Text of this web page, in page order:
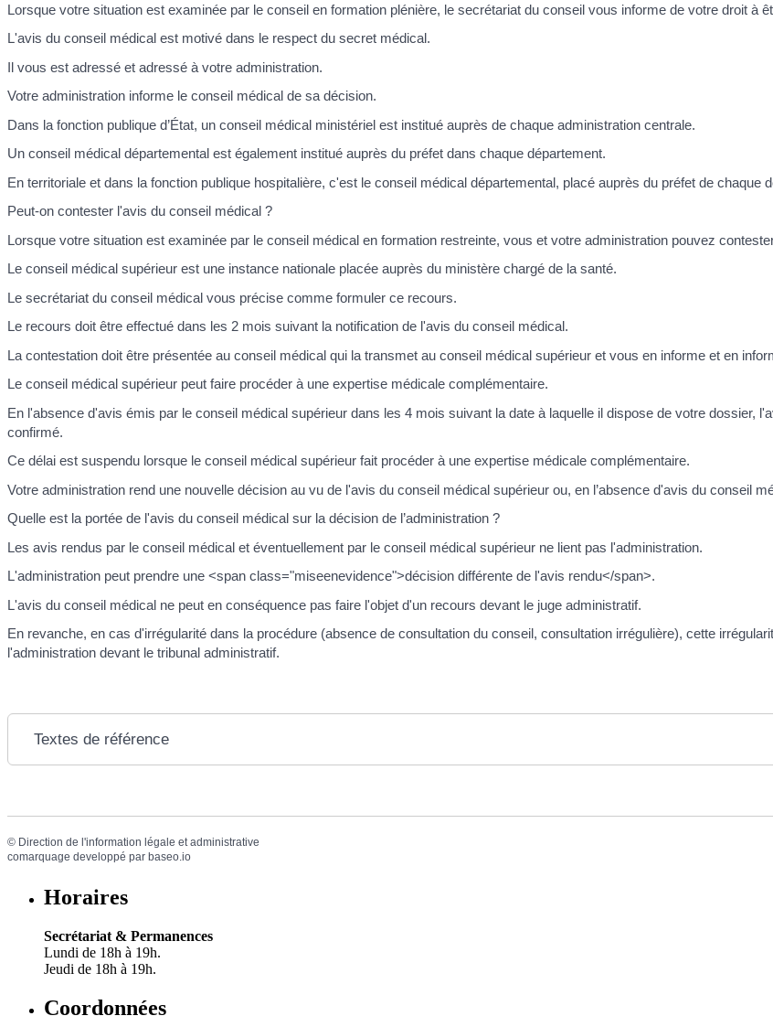
Lorsque votre situation est examinée par le conseil en formation plénière, le secrétariat du conseil vous informe de votre droit à
L'avis du conseil médical est motivé dans le respect du secret médical.
Il vous est adressé et adressé à votre administration.
Votre administration informe le conseil médical de sa décision.
Dans la fonction publique d’État, un conseil médical ministériel est institué auprès de chaque administration centrale.
Un conseil médical départemental est également institué auprès du préfet dans chaque département.
En territoriale et dans la fonction publique hospitalière, c'est le conseil médical départemental, placé auprès du préfet de chaque
Peut-on contester l'avis du conseil médical ?
Lorsque votre situation est examinée par le conseil médical en formation restreinte, vous et votre administration pouvez
Le conseil médical supérieur est une instance nationale placée auprès du ministère chargé de la santé.
Le secrétariat du conseil médical vous précise comme formuler ce recours.
Le recours doit être effectué dans les 2 mois suivant la notification de l'avis du conseil médical.
La contestation doit être présentée au conseil médical qui la transmet au conseil médical supérieur et vous en informe et en
Le conseil médical supérieur peut faire procéder à une expertise médicale complémentaire.
En l'absence d'avis émis par le conseil médical supérieur dans les 4 mois suivant la date à laquelle il dispose de votre dossier,
confirmé.
Ce délai est suspendu lorsque le conseil médical supérieur fait procéder à une expertise médicale complémentaire.
Votre administration rend une nouvelle décision au vu de l'avis du conseil médical supérieur ou, en l’absence d'avis du conseil
Quelle est la portée de l'avis du conseil médical sur la décision de l’administration ?
Les avis rendus par le conseil médical et éventuellement par le conseil médical supérieur ne lient pas l'administration.
L'administration peut prendre une <span class="miseenevidence">décision différente de l'avis rendu</span>.
L'avis du conseil médical ne peut en conséquence pas faire l'objet d'un recours devant le juge administratif.
En revanche, en cas d'irrégularité dans la procédure (absence de consultation du conseil, consultation irrégulière), cette
l'administration devant le tribunal administratif.
Textes de référence
© Direction de l'information légale et administrative
comarquage developpé par baseo.io
Horaires
Secrétariat & Permanences
Lundi de 18h à 19h.
Jeudi de 18h à 19h.
Coordonnées